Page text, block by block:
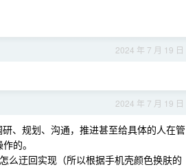
2024 年 7 月 19 日
2024 年 7 月 19 日
、规划、沟通，推进甚至给具体的人在管
的。
么迂回实现（所以根据手机壳颜色换肤的